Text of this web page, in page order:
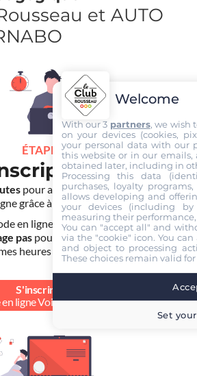
et AUTO
ÉTAPE 1
pour accéder à ma formation au
grâce à
Pass Rousseau Voiture.
en ligne voiture auprès de mon
pas pour la suite de ma formation. Je
heures de conduite dans un autre
S'inscrire au
en ligne Voiture 39.90 €
Welcome
With our 3 partners, we wish
on your devices (cookies,
your personal data with our
this website or in our emails,
obtained later, including in
Processing this data
purchases, loyalty
allows developing and
your devices (including
measuring their
You can "accept all" and
via the "cookie" icon. You
and object to processing
These choices remain valid
Set